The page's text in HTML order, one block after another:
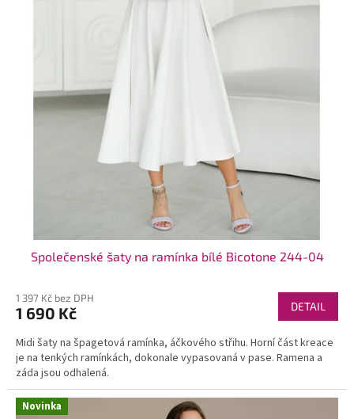
Společenské šaty na ramínka bílé Bicotone 244-04
1 397 Kč bez DPH
1 690 Kč DETAIL
Midi šaty na špagetová ramínka, áčkového střihu. Horní část kreace
je na tenkých ramínkách, dokonale vypasovaná v pase. Ramena a
záda jsou odhalená.
Novinka